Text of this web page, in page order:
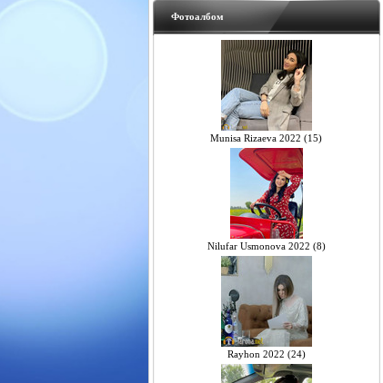
Фотоалбом
Munisa Rizaeva 2022 (15)
Nilufar Usmonova 2022 (8)
Rayhon 2022 (24)